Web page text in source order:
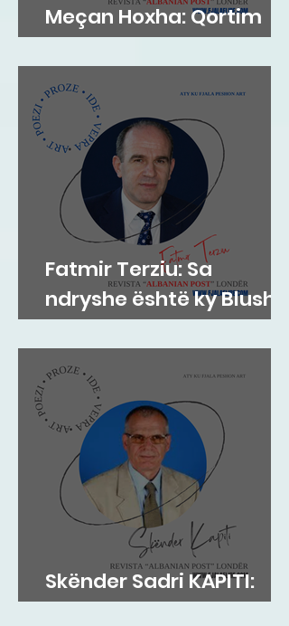
Meçan Hoxha: Qortim
me dashuri
Fatmir Terziu: Sa
ndryshe është ky Blushi
nga Blushi
Skënder Sadri KAPITI:
Adem Jashari dhe...